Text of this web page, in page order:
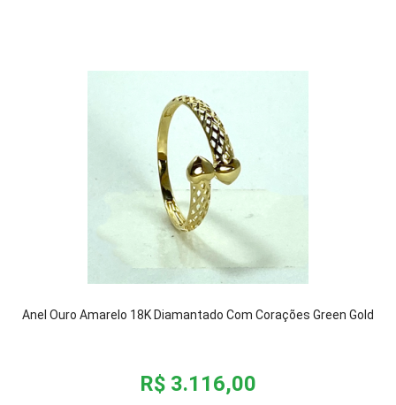
Anel Ouro Amarelo 18K Diamantado Com Corações Green Gold
R$ 3.116,00